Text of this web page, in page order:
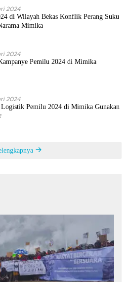
2024
di Wilayah Bekas Konflik Perang Suku
Mimika
2024
Pemilu 2024 di Mimika
2024
Pemilu 2024 di Mimika Gunakan